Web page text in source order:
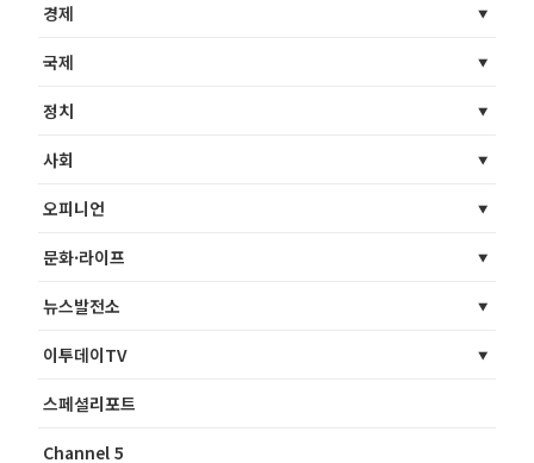
경제
국제
정치
사회
오피니언
문화·라이프
뉴스발전소
이투데이TV
스페셜리포트
Channel 5